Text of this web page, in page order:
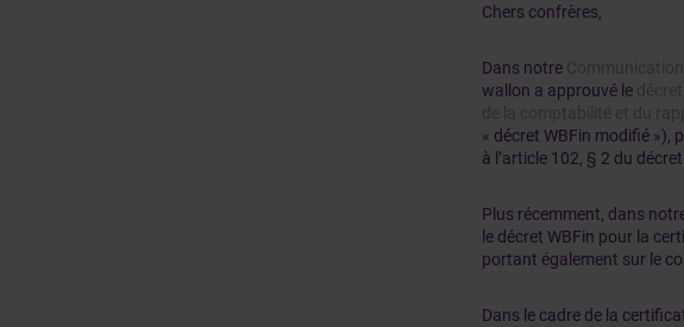
Chers confrères,
Dans notre
wallon a approuvé le
de la comptabilité et du
« décret WBFin modifié »),
à l’article 102, § 2 du
Plus récemment, dans
le décret WBFin pour la
portant également sur le
Dans le cadre de la